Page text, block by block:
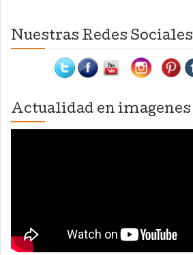
Nuestras Redes Sociales
Actualidad en imagenes